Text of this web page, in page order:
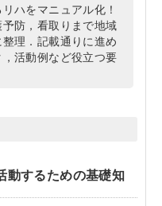
ハをマニュアル化！
防，看取りまで地域
理．記載通りに進め
活動例など役立つ要
するための基礎知